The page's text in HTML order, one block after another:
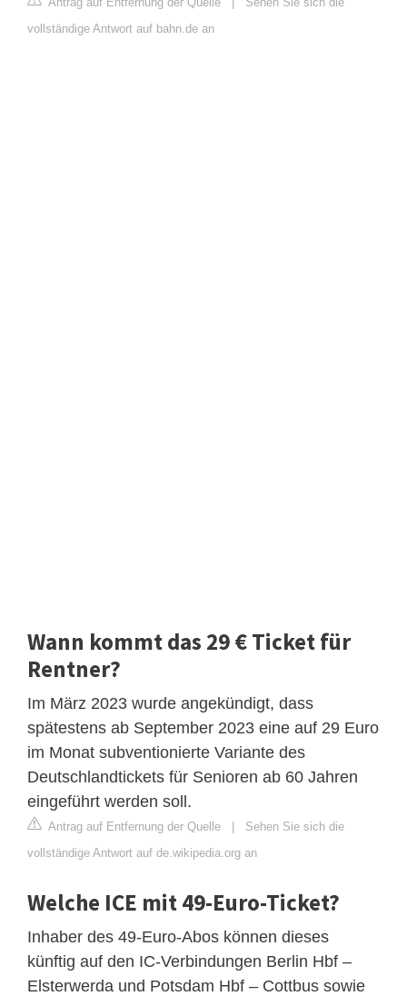
vollständige Antwort auf bahn.de an
Wann kommt das 29 € Ticket für
Rentner?
Im März 2023 wurde angekündigt, dass
spätestens ab September 2023 eine auf 29 Euro
im Monat subventionierte Variante des
Deutschlandtickets für Senioren ab 60 Jahren
eingeführt werden soll.
Antrag auf Entfernung der Quelle | Sehen Sie sich die
vollständige Antwort auf de.wikipedia.org an
Welche ICE mit 49-Euro-Ticket?
Inhaber des 49-Euro-Abos können dieses
künftig auf den IC-Verbindungen Berlin Hbf –
Elsterwerda und Potsdam Hbf – Cottbus sowie